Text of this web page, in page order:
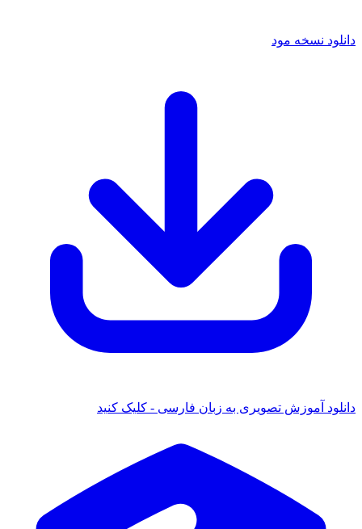
دانلود نسخه مود
دانلود آموزش تصویری به زبان فارسی - کلیک کنید